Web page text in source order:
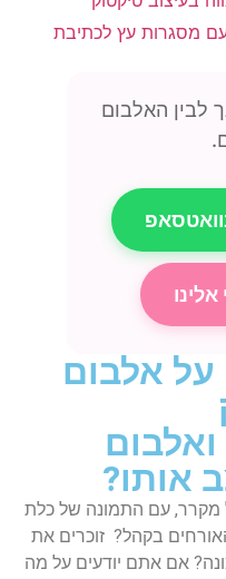
לבין האלבום
על אלבום
אותו?
מקרר, עם התמונה של כלת
בקהל? זוכרים את
אם אתם יודעים על מה